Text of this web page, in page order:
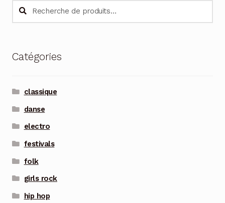
Recherche
pour :
Recherche
Catégories
classique
danse
electro
festivals
folk
girls rock
hip hop